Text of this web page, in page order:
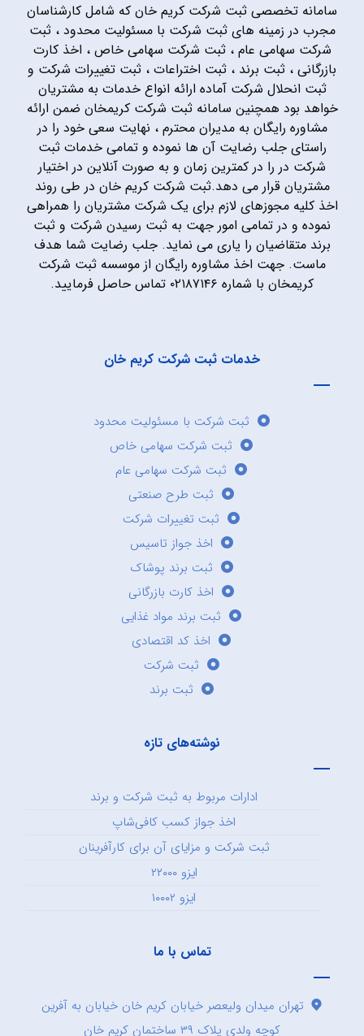
سامانه تخصصی ثبت شرکت کریم خان که شامل کارشناسان
مجرب در زمینه های ثبت شرکت با مسئولیت محدود ، ثبت
شرکت سهامی عام ، ثبت شرکت سهامی خاص ، اخذ کارت
بازرگانی ، ثبت برند ، ثبت اختراعات ، ثبت تغییرات شرکت و
ثبت انحلال شرکت آماده ارائه انواع خدمات به مشتریان
خواهد بود همچنین سامانه ثبت شرکت کریمخان ضمن ارائه
مشاوره رایگان به مدیران محترم ، نهایت سعی خود را در
راستای جلب رضایت آن ها نموده و تمامی خدمات ثبت
شرکت در را در کمترین زمان و به صورت آنلاین در اختیار
مشتریان قرار می دهد.ثبت شرکت کریم خان در طی روند
اخذ کلیه مجوزهای لازم برای یک شرکت مشتریان را همراهی
نموده و در تمامی امور جهت به ثبت رسیدن شرکت و ثبت
برند متقاضیان را یاری می نماید. جلب رضایت شما هدف
ماست. جهت اخذ مشاوره رایگان از موسسه ثبت شرکت
کریمخان با شماره ۰۲۱۸۷۱۴۶ تماس حاصل فرمایید.
خدمات ثبت شرکت کریم خان
ثبت شرکت با مسئولیت محدود
ثبت شرکت سهامی خاص
ثبت شرکت سهامی عام
ثبت طرح صنعتی
ثبت تغییرات شرکت
اخذ جواز تاسیس
ثبت برند پوشاک
اخذ کارت بازرگانی
ثبت برند مواد غذایی
اخذ کد اقتصادی
ثبت شرکت
ثبت برند
نوشته‌های تازه
ادارات مربوط به ثبت شرکت و برند
اخذ جواز کسب کافی‌شاپ
ثبت شرکت و مزایای آن برای کارآفرینان
ایزو ۲۲۰۰۰
ایزو ۱۰۰۰۲
تماس با ما
تهران میدان ولیعصر خیابان کریم خان خیابان به آفرین
کوچه ولدی پلاک ۳۹ ساختمان کریم خان